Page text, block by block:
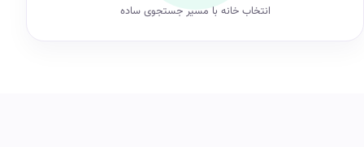
انتخاب خانه با مسیر جستجوی ساده